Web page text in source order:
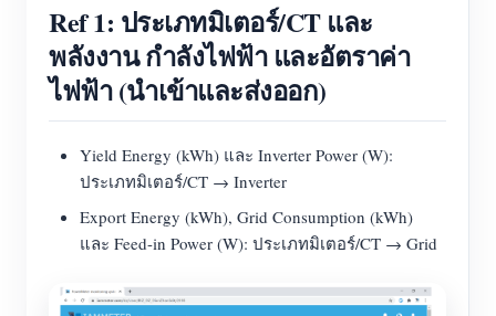
Ref 1: ประเภทมิเตอร์/CT และ
พลังงาน กำลังไฟฟ้า และอัตราค่า
ไฟฟ้า (นำเข้าและส่งออก)
Yield Energy (kWh) และ Inverter Power (W):
ประเภทมิเตอร์/CT → Inverter
Export Energy (kWh), Grid Consumption (kWh)
และ Feed-in Power (W): ประเภทมิเตอร์/CT → Grid